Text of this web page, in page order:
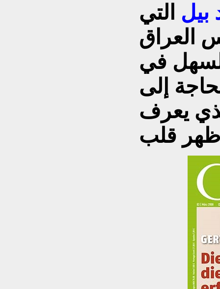
بيل التي
في
إلى
يعرف